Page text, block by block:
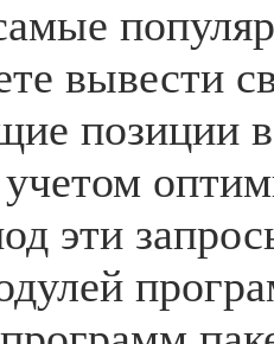
вывести
позиции в
эти